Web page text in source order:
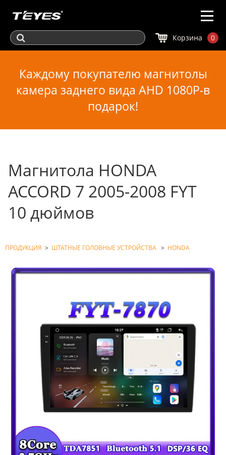
Корзина 0
Каждому покупателю магнитолы
камера заднего вида AHD 1080P-в
подарок!
Магнитола HONDA
ACCORD 7 2005-2008 FYT
10 дюймов
ПРОДУКЦИЯ > ШТАТНЫЕ ГОЛОВНЫЕ УСТРОЙСТВА > HONDA